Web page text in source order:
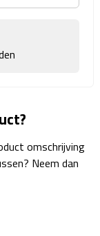
omschrijving
Neem dan